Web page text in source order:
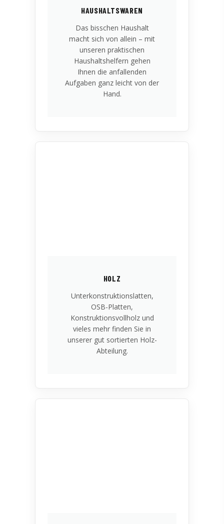
HAUSHALTSWAREN
Das bisschen Haushalt
macht sich von allein – mit
unseren praktischen
Haushaltshelfern gehen
Ihnen die anfallenden
Aufgaben ganz leicht von der
Hand.
HOLZ
Unterkonstruktionslatten,
OSB-Platten,
Konstruktionsvollholz und
vieles mehr finden Sie in
unserer gut sortierten Holz-
Abteilung.